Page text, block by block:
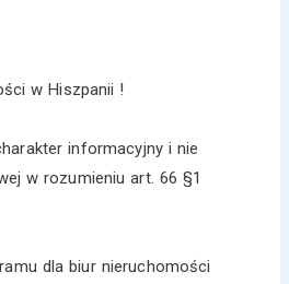
w Hiszpanii !
informacyjny i nie
w rozumieniu art. 66 §1
dla biur nieruchomości